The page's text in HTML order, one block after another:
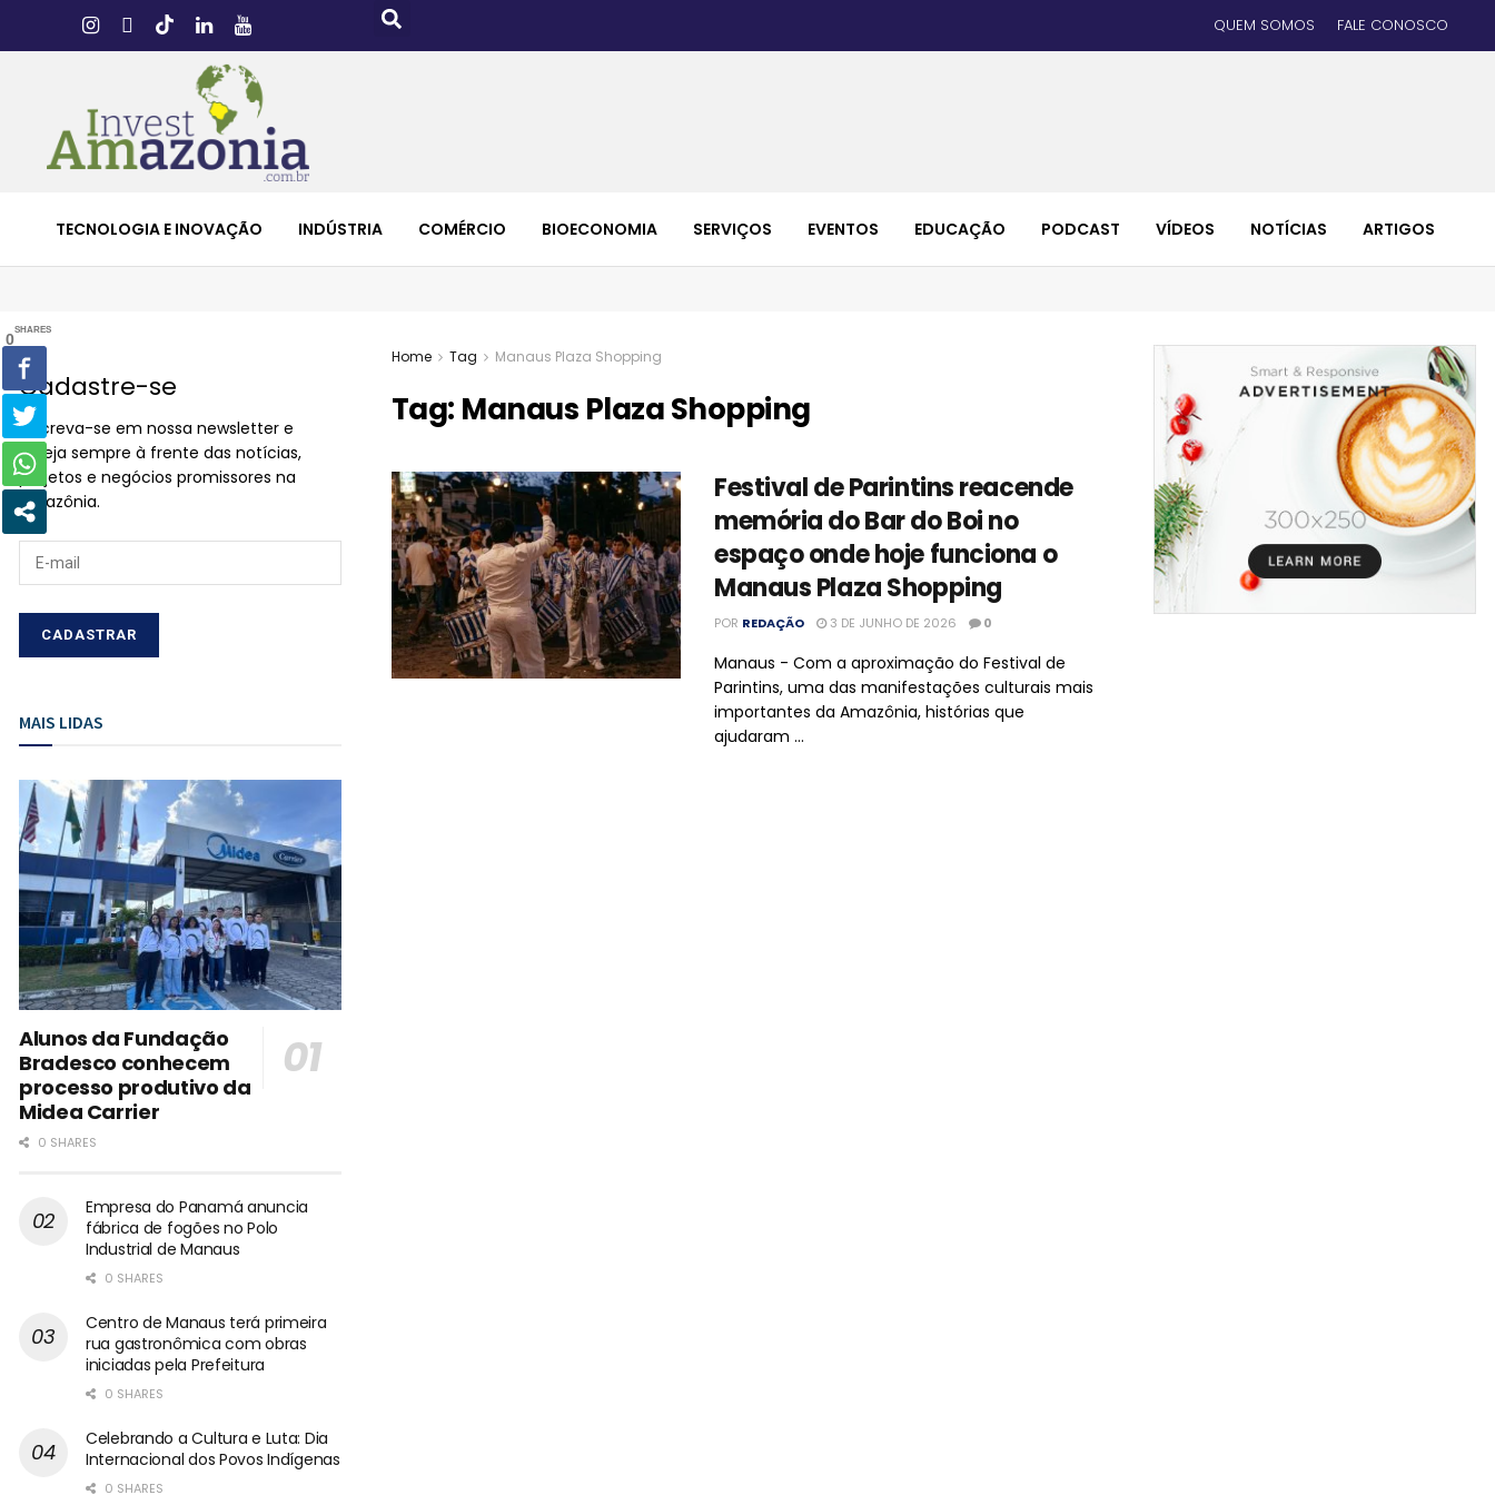
QUEM SOMOS FALE CONOSCO
TECNOLOGIA E INOVAÇÃO INDÚSTRIA COMÉRCIO BIOECONOMIA SERVIÇOS EVENTOS EDUCAÇÃO PODCAST VÍDEOS NOTÍCIAS ARTIGOS
Home Tag Manaus Plaza Shopping
Tag: Manaus Plaza Shopping
Festival de Parintins reacende
memória do Bar do Boi no
espaço onde hoje funciona o
Manaus Plaza Shopping
POR REDAÇÃO 3 DE JUNHO DE 2026 0
Manaus - Com a aproximação do Festival de
Parintins, uma das manifestações culturais mais
importantes da Amazônia, histórias que
ajudaram ...
Cadastre-se
Inscreva-se em nossa newsletter e
esteja sempre à frente das notícias,
projetos e negócios promissores na
Amazônia.
MAIS LIDAS
Alunos da Fundação
Bradesco conhecem
processo produtivo da
Midea Carrier
0 SHARES
Empresa do Panamá anuncia
fábrica de fogões no Polo
Industrial de Manaus
0 SHARES
Centro de Manaus terá primeira
rua gastronômica com obras
iniciadas pela Prefeitura
0 SHARES
Celebrando a Cultura e Luta: Dia
Internacional dos Povos Indígenas
0 SHARES
0
SHARES